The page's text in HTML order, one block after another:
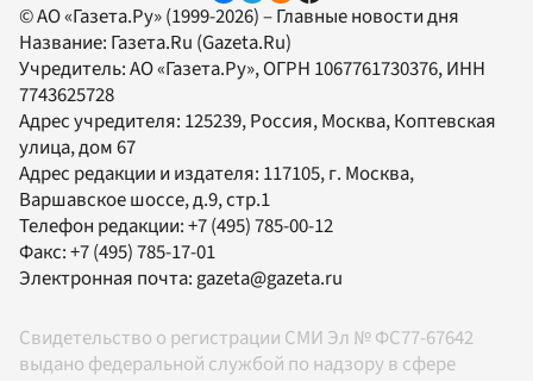
© АО «Газета.Ру» (1999-2026) – Главные новости дня
Название: Газета.Ru (Gazeta.Ru)
Учредитель:АО «Газета.Ру», ОГРН 1067761730376, ИНН
7743625728
Адрес учредителя: 125239, Россия, Москва, Коптевская
улица, дом 67
Адрес редакции и издателя: 117105, г. Москва,
Варшавское шоссе, д.9, стр.1
Телефон редакции:+7 (495) 785-00-12
Факс:+7 (495) 785-17-01
Электронная почта: gazeta@gazeta.ru
Свидетельство о регистрации СМИ Эл № ФС77-67642
выдано федеральной службой по надзору в сфере